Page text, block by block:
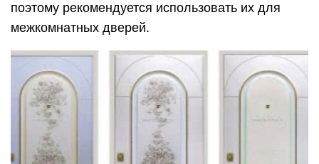
поэтому рекомендуется использовать их для
межкомнатных дверей.